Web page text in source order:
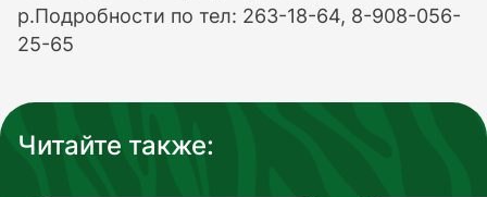
р.Подробности по тел: 263-18-64, 8-908-056-
25-65
Читайте также: